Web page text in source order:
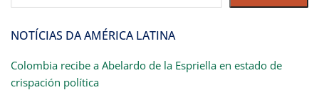
NOTÍCIAS DA AMÉRICA LATINA
Colombia recibe a Abelardo de la Espriella en estado de
crispación política